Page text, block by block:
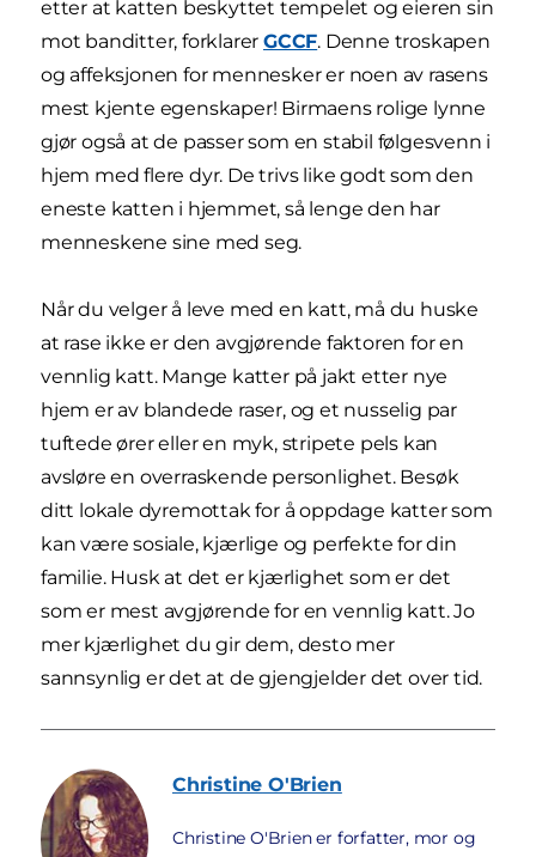
etter at katten beskyttet tempelet og eieren sin
mot banditter, forklarerGCCF. Denne troskapen
og affeksjonen for mennesker er noen av rasens
mest kjente egenskaper! Birmaens rolige lynne
gjør også at de passer som en stabil følgesvenn i
hjem med flere dyr. De trivs like godt som den
eneste katten i hjemmet, så lenge den har
menneskene sine med seg.
Når du velger å leve med en katt, må du huske
at rase ikke er den avgjørende faktoren for en
vennlig katt. Mange katter på jakt etter nye
hjem er av blandede raser, og et nusselig par
tuftede ører eller en myk, stripete pels kan
avsløre en overraskende personlighet. Besøk
ditt lokale dyremottak for å oppdage katter som
kan være sosiale, kjærlige og perfekte for din
familie. Husk at det er kjærlighet som er det
som er mest avgjørende for en vennlig katt. Jo
mer kjærlighet du gir dem, desto mer
sannsynlig er det at de gjengjelder det over tid.
Christine O'Brien
Christine O'Brien er forfatter, mor og